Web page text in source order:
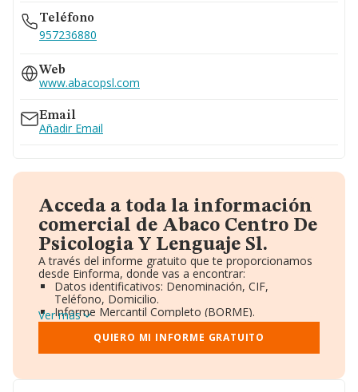
Teléfono
957236880
Web
www.abacopsl.com
Email
Añadir Email
Acceda a toda la información
comercial de Abaco Centro De
Psicologia Y Lenguaje Sl.
A través del informe gratuito que te proporcionamos
desde Einforma, donde vas a encontrar:
Datos identificativos: Denominación, CIF,
Teléfono, Domicilio.
Informe Mercantil Completo (BORME).
Gráficos de Evolución Ventas y Empleados.
Consejo de Administración y Administradores.
Directivos y Ejecutivos.
Ver más
QUIERO MI INFORME GRATUITO